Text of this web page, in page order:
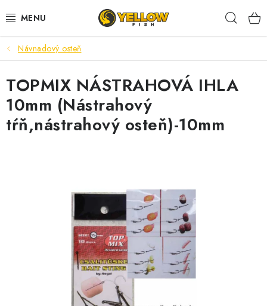
na
NOVINKY 2026
LETNÉ ZĽAVY
HALDORADO
KRMIVÁ,NÁSTRAHY
BIŽUTERIA-DOPLNKY
TAŠKY A PÚZDRA
Návnadový osteň
TOPMIX NÁSTRAHOVÁ IHLA
10mm (Nástrahový
tŕň,nástrahový osteň)-10mm